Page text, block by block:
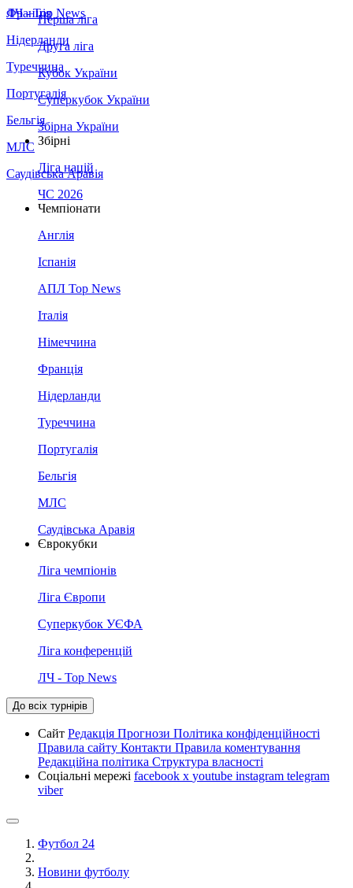
Франція
Нідерланди
Туреччина
Португалія
Бельгія
МЛС
Саудівська Аравія
ЛЧ - Top News
Перша ліга
Друга ліга
Кубок України
Суперкубок України
Збірна України
Збірні
Ліга націй
ЧС 2026
Чемпіонати
Англія
Іспанія
АПЛ Top News
Італія
Німеччина
Франція
Нідерланди
Туреччина
Португалія
Бельгія
МЛС
Саудівська Аравія
Єврокубки
Ліга чемпіонів
Ліга Європи
Суперкубок УЄФА
Ліга конференцій
ЛЧ - Top News
До всіх турнірів
Сайт Редакція Прогнози Політика конфіденційності
Правила сайту Контакти Правила коментування
Редакційна політика Структура власності
Соціальні мережі facebook x youtube instagram telegram
viber
Футбол 24
Новини футболу